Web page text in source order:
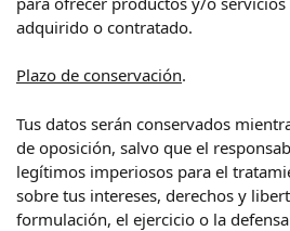
adquirido o contratado.
Plazo de conservación.
Tus datos serán conservados
de oposición, salvo que el
legítimos imperiosos para el
sobre tus intereses, derechos y
formulación, el ejercicio o la